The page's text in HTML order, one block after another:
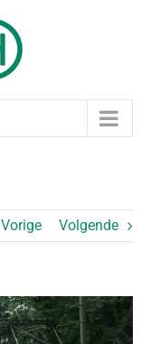
Vorige Volgende